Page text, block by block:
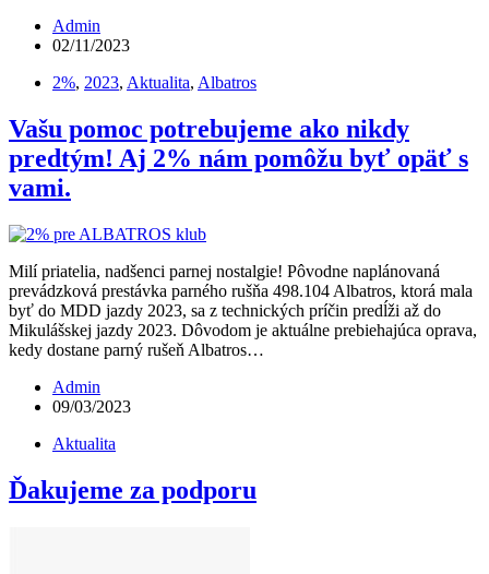
Admin
02/11/2023
2%, 2023, Aktualita, Albatros
Vašu pomoc potrebujeme ako nikdy
predtým! Aj 2% nám pomôžu byť opäť s
vami.
Milí priatelia, nadšenci parnej nostalgie! Pôvodne naplánovaná
prevádzková prestávka parného rušňa 498.104 Albatros, ktorá mala
byť do MDD jazdy 2023, sa z technických príčin predĺži až do
Mikulášskej jazdy 2023. Dôvodom je aktuálne prebiehajúca oprava,
kedy dostane parný rušeň Albatros…
Admin
09/03/2023
Aktualita
Ďakujeme za podporu